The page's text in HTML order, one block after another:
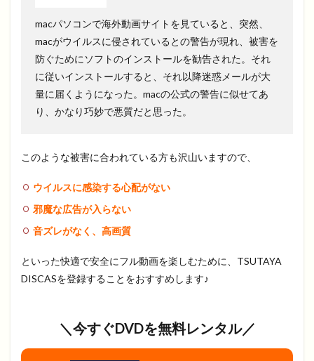
macパソコンで海外動画サイトを見ていると、突然、
macがウイルスに侵されているとの警告が現れ、被害を
防ぐためにソフトのインストールを勧告された。それ
に従いインストールすると、それ以降迷惑メールが大
量に届くようになった。macの公式の警告に似せてあ
り、かなり巧妙で悪質だと思った。
このような被害に合われている方も沢山いますので、
ウイルスに感染する心配がない
邪魔な広告が入らない
音ズレがなく、高画質
といった快適で安全にフル動画を楽しむために、TSUTAYA
DISCASを登録することをおすすめします♪
＼今すぐDVDを無料レンタル／